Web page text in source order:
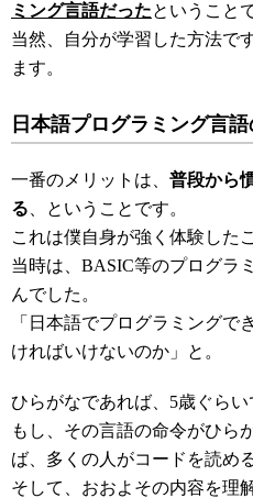
ミング言語だったということ
当然、自分が学習した方法で
ます。
日本語プログラミング言
一番のメリットは、 普段から
る 、ということです。
これは僕自身が強く体験した
当時は、BASIC等のプログラ
んでした。
「日本語でプログラミングで
ければいけないのか」と。
ひらがなであれば、5歳ぐらい
もし、その言語の命令がひら
ば、多くの人がコードを読め
そして、おおよその内容を理